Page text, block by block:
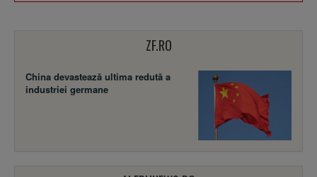
ZF.RO
China devastează ultima redută a
industriei germane